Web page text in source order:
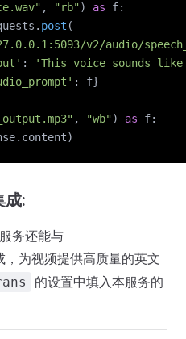
, "rb") as f:
post (
v2/audio/
:
'This voice sounds
: f}
, "wb") as f:
成:
务还能与
，为视频提供高质量的英文
的设置中填入本服务的